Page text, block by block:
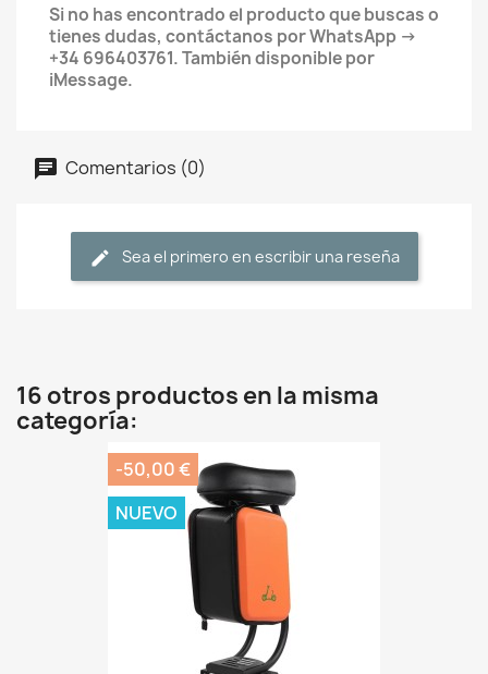
Si no has encontrado el producto que buscas o
tienes dudas, contáctanos por WhatsApp →
+34 696403761. También disponible por
iMessage.
Comentarios (0)
Sea el primero en escribir una reseña
16 otros productos en la misma
categoría:
-50,00 €
NUEVO